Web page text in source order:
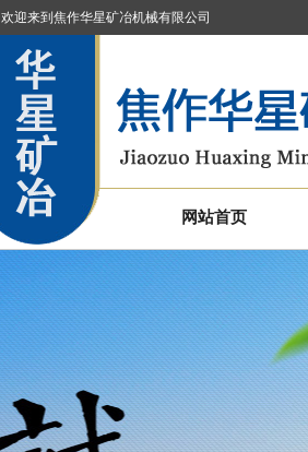
欢迎来到焦作华星矿冶机械有限公司
网站首页